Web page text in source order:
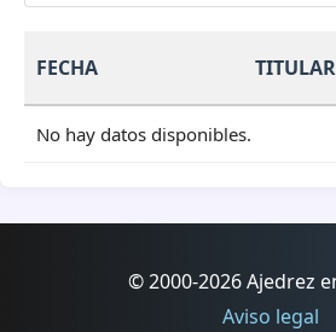
FECHA TITULAR
No hay datos disponibles.
© 2000-2026 Ajedrez
Aviso legal